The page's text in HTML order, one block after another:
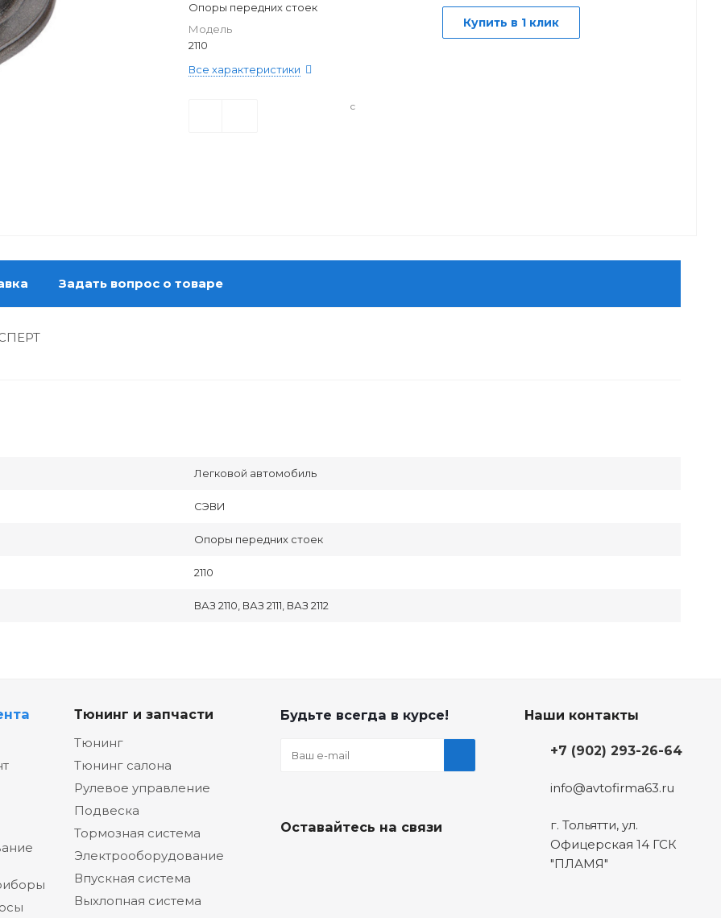
Опоры передних стоек
Модель
2110
Все характеристики
Купить в 1 клик
с
Задать вопрос о товаре
Легковой автомобиль
СЭВИ
Опоры передних стоек
2110
ВАЗ 2110, ВАЗ 2111, ВАЗ 2112
Тюнинг и запчасти
Тюнинг
Тюнинг салона
Рулевое управление
Подвеска
Тормозная система
Электрооборудование
Впускная система
Выхлопная система
Будьте всегда в курсе!
Оставайтесь на связи
Наши контакты
+7 (902) 293-26-64
info@avtofirma63.ru
г. Тольятти, ул.
Офицерская 14 ГСК
"ПЛАМЯ"